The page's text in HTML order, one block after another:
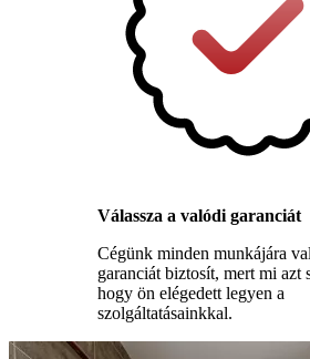
Válassza a valódi garanciát
Cégünk minden munkájára
garanciát biztosít, mert mi azt
hogy ön elégedett legyen a
szolgáltatásainkkal.